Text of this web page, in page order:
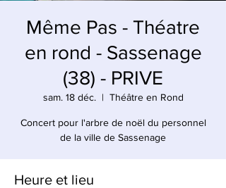
Même Pas - Théatre
en rond - Sassenage
(38) - PRIVE
sam. 18 déc.
  |
Théâtre en Rond
Concert pour l'arbre de noël du personnel
de la ville de Sassenage
Heure et lieu